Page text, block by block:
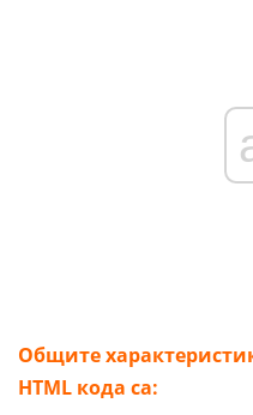
Общите
HTML кода са: